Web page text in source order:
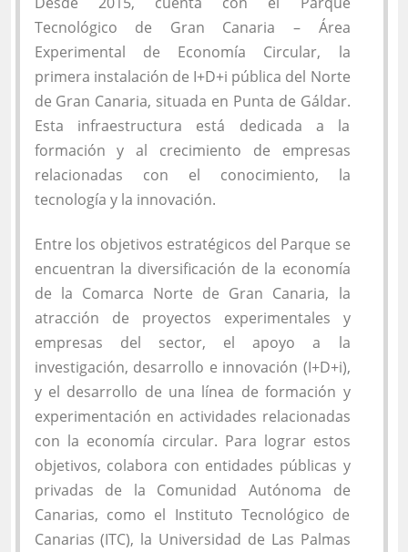
Tecnológico de Gran Canaria – Área
Experimental de Economía Circular, la
primera instalación de I+D+i pública del Norte
de Gran Canaria, situada en Punta de Gáldar.
Esta infraestructura está dedicada a la
formación y al crecimiento de empresas
relacionadas con el conocimiento, la
tecnología y la innovación.
Entre los objetivos estratégicos del Parque se
encuentran la diversificación de la economía
de la Comarca Norte de Gran Canaria, la
atracción de proyectos experimentales y
empresas del sector, el apoyo a la
investigación, desarrollo e innovación (I+D+i),
y el desarrollo de una línea de formación y
experimentación en actividades relacionadas
con la economía circular. Para lograr estos
objetivos, colabora con entidades públicas y
privadas de la Comunidad Autónoma de
Canarias, como el Instituto Tecnológico de
Canarias (ITC), la Universidad de Las Palmas